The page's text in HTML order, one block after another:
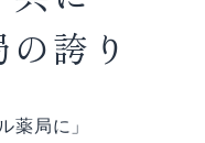
誇り
薬局に」